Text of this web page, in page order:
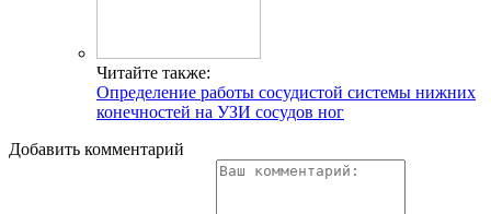
Читайте также:
Определение работы сосудистой системы нижних
конечностей на УЗИ сосудов ног
Добавить комментарий